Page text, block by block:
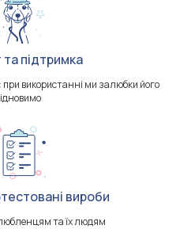
підтримка
використанні ми залюбки його
вироби
та їх людям